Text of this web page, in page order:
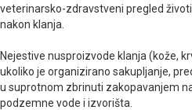
veterinarsko-zdravstveni pregled
nakon klanja.
Nejestive nusproizvode klanja (kože,
ukoliko je organizirano sakupljanje,
u suprotnom zbrinuti zakopavanjem
podzemne vode i izvorišta.